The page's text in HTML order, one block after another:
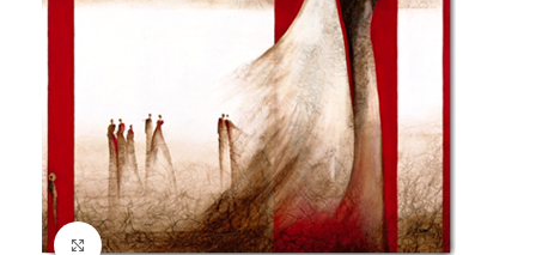
Click to enlarge